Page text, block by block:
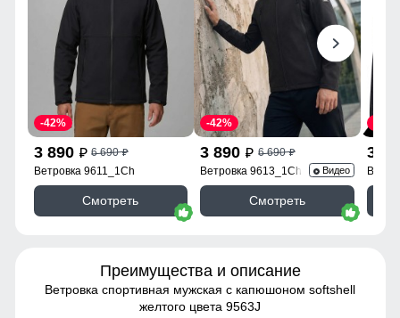
3 890 p 6 690p
-42%
Ветровка 9611_1Ch
Смотреть
3 890 p 6 690p
-42%
Ветровка 9613_1Ch Видео
Смотреть
3
Преимущества и описание
Ветровка спортивная мужская с капюшоном softshell
желтого цвета 9563J